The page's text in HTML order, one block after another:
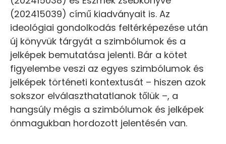
(202415039) című kiadványait is. Az
ideológiai gondolkodás feltérképezése után
új könyvük tárgyát a szimbólumok és a
jelképek bemutatása jelenti. Bár a kötet
figyelembe veszi az egyes szimbólumok és
jelképek történeti kontextusát – hiszen azok
sokszor elválaszthatatlanok tőlük –, a
hangsúly mégis a szimbólumok és jelképek
önmagukban hordozott jelentésén van.